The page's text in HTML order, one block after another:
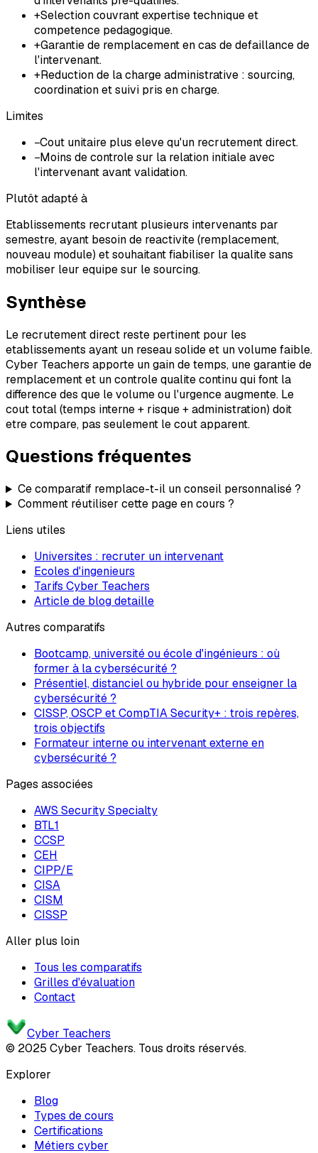
+Selection couvrant expertise technique et
competence pedagogique.
+Garantie de remplacement en cas de defaillance de
l'intervenant.
+Reduction de la charge administrative : sourcing,
coordination et suivi pris en charge.
Limites
−Cout unitaire plus eleve qu'un recrutement direct.
−Moins de controle sur la relation initiale avec
l'intervenant avant validation.
Plutôt adapté à
Etablissements recrutant plusieurs intervenants par
semestre, ayant besoin de reactivite (remplacement,
nouveau module) et souhaitant fiabiliser la qualite sans
mobiliser leur equipe sur le sourcing.
Synthèse
Le recrutement direct reste pertinent pour les
etablissements ayant un reseau solide et un volume faible.
Cyber Teachers apporte un gain de temps, une garantie de
remplacement et un controle qualite continu qui font la
difference des que le volume ou l'urgence augmente. Le
cout total (temps interne + risque + administration) doit
etre compare, pas seulement le cout apparent.
Questions fréquentes
Ce comparatif remplace-t-il un conseil personnalisé ?
Comment réutiliser cette page en cours ?
Liens utiles
Universites : recruter un intervenant
Ecoles d'ingenieurs
Tarifs Cyber Teachers
Article de blog detaille
Autres comparatifs
Bootcamp, université ou école d'ingénieurs : où
former à la cybersécurité ?
Présentiel, distanciel ou hybride pour enseigner la
cybersécurité ?
CISSP, OSCP et CompTIA Security+ : trois repères,
trois objectifs
Formateur interne ou intervenant externe en
cybersécurité ?
Pages associées
AWS Security Specialty
BTL1
CCSP
CEH
CIPP/E
CISA
CISM
CISSP
Aller plus loin
Tous les comparatifs
Grilles d'évaluation
Contact
Cyber Teachers
© 2025 Cyber Teachers. Tous droits réservés.
Explorer
Blog
Types de cours
Certifications
Métiers cyber